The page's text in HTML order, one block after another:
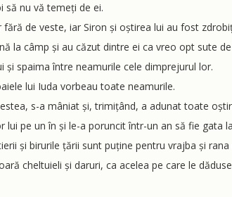
să nu vă temeți de ei.
de veste, iar Siron și oștirea lui au fost
la câmp și au căzut dintre ei ca vreo opt sute
și spaima între neamurile cele dimprejurul lor.
lui Iuda vorbeau toate neamurile.
s-a mâniat și, trimițând, a adunat toate
lui pe un în și le-a poruncit într-un an să fie gata
și birurile țării sunt puține pentru vrajba și
cheltuieli și daruri, ca acelea pe care le